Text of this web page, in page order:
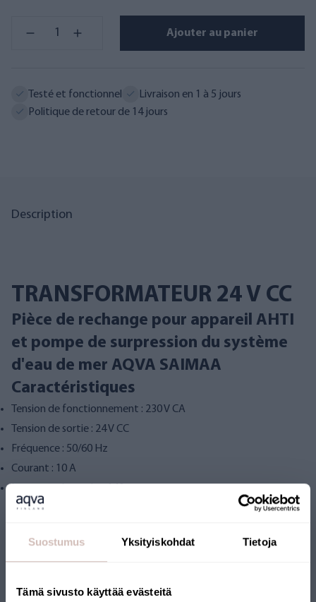
Suostumus Yksityiskohdat Tietoja
Tämä sivusto käyttää evästeitä
Ajouter au panier
Testé et fonctionnel
Livraison en 1 à 5 jours
Politique de retour de 14 jours
Description
TRANSFORMATEUR 24 V CC
Pièce de rechange pour appareil AHTI
et pompe de surpression du système
d'eau de mer AQVA SAIMAA
Caractéristiques
Tension de fonctionnement : 230 V CA
Tension de sortie : 24 V CC
Fréquence : 50/60 Hz
Courant : 10 A
messages.reviews